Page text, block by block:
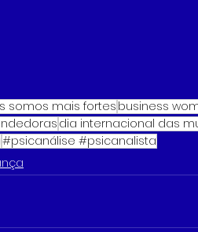
somos mais fortesbusiness
dia internacional das
#psicanálise #psicanalista